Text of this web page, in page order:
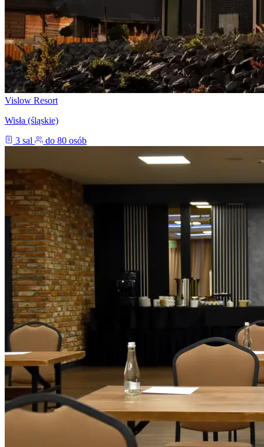
Vislow Resort
Wisła (śląskie)
3 sal
do 80 osób